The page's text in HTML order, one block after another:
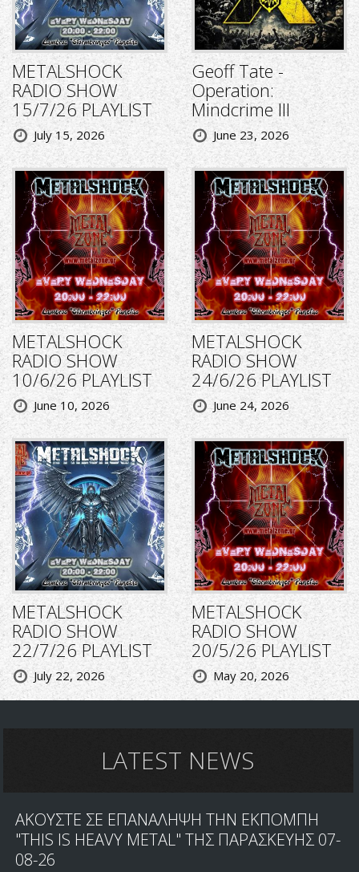
METALSHOCK
RADIO SHOW
15/7/26 PLAYLIST
July 15, 2026
Geoff Tate -
Operation:
Mindcrime III
June 23, 2026
METALSHOCK
RADIO SHOW
10/6/26 PLAYLIST
June 10, 2026
METALSHOCK
RADIO SHOW
24/6/26 PLAYLIST
June 24, 2026
METALSHOCK
RADIO SHOW
22/7/26 PLAYLIST
July 22, 2026
METALSHOCK
RADIO SHOW
20/5/26 PLAYLIST
May 20, 2026
LATEST NEWS
ΑΚΟΥΣΤΕ ΣΕ ΕΠΑΝΑΛΗΨΗ ΤΗΝ ΕΚΠΟΜΠΗ
"THIS IS HEAVY METAL" ΤΗΣ ΠΑΡΑΣΚΕΥΗΣ 07-
08-26